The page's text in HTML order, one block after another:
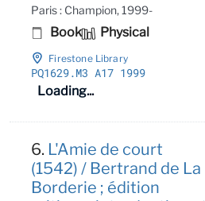
Paris : Champion, 1999-
Book Physical
Firestone Library
PQ1629.M3 A17 1999
Loading...
6. L'Amie de court
(1542) / Bertrand de La
Borderie ; édition